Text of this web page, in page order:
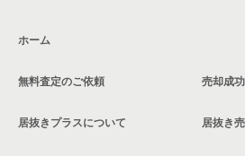
大阪市鶴見区の飲食店の居抜き売却物件
大阪市浪速区の飲食店の居抜き売却物
ホーム
無料査定のご依頼
居抜きプラスについて
売却成
居抜き